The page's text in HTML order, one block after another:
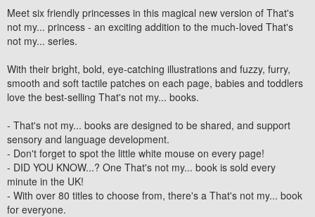
Meet six friendly princesses in this magical new version of That's
not my... princess - an exciting addition to the much-loved That's
not my... series.
With their bright, bold, eye-catching illustrations and fuzzy, furry,
smooth and soft tactile patches on each page, babies and toddlers
love the best-selling That's not my... books.
- That's not my... books are designed to be shared, and support
sensory and language development.
- Don't forget to spot the little white mouse on every page!
- DID YOU KNOW...? One That's not my... book is sold every
minute in the UK!
- With over 80 titles to choose from, there's a That's not my... book
for everyone.